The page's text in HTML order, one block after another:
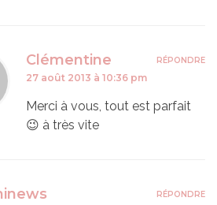
Clémentine
27 août 2013 à 10:36 pm
Merci à vous, tout est parfait
😉 à très vite
RÉPONDRE
RÉPONDRE